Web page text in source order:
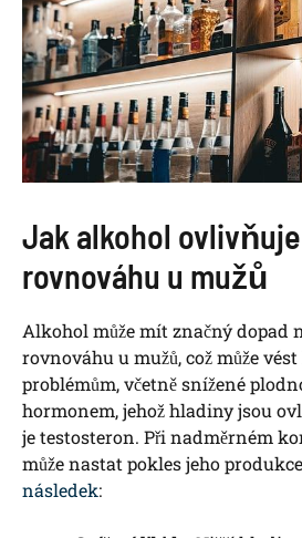
Jak alkohol
rovnováhu u mužů
Alkohol může mít značný dopad
rovnováhu u mužů, což může
problémům, včetně snížené
hormonem, jehož hladiny jsou
je testosteron. Při nadměrném
může nastat pokles jeho
následek: